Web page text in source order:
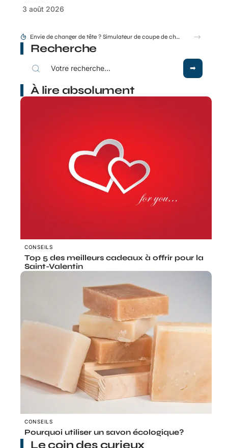
3 août 2026
Idée coupe de cheveux thebeautyandthegeek.fr pour cheveux courts mais féminins
Recherche
À lire absolument
CONSEILS
Top 5 des meilleurs cadeaux à offrir pour la
Saint-Valentin
CONSEILS
Pourquoi utiliser un savon écologique?
Le coin des curieux